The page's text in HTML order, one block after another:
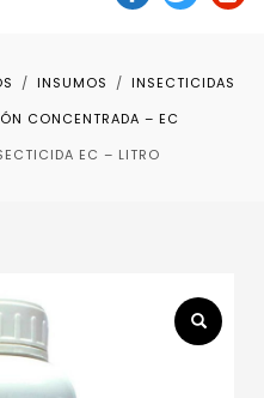
INSUMOS
INSECTICIDAS
CONCENTRADA – EC
EC – LITRO